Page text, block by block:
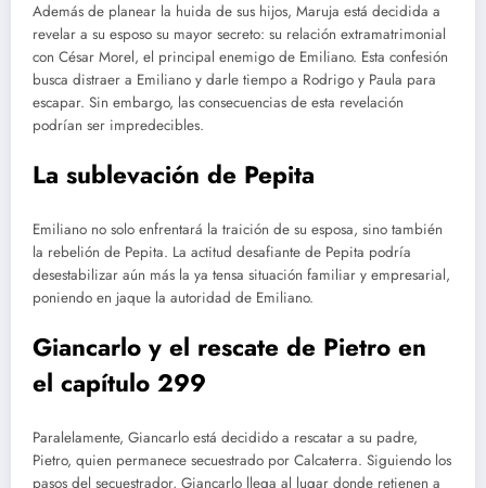
Además de planear la huida de sus hijos, Maruja está decidida a
revelar a su esposo su mayor secreto: su relación extramatrimonial
con César Morel, el principal enemigo de Emiliano. Esta confesión
busca distraer a Emiliano y darle tiempo a Rodrigo y Paula para
escapar. Sin embargo, las consecuencias de esta revelación
podrían ser impredecibles.
La sublevación de Pepita
Emiliano no solo enfrentará la traición de su esposa, sino también
la rebelión de Pepita. La actitud desafiante de Pepita podría
desestabilizar aún más la ya tensa situación familiar y empresarial,
poniendo en jaque la autoridad de Emiliano.
Giancarlo y el rescate de Pietro en
el capítulo 299
Paralelamente, Giancarlo está decidido a rescatar a su padre,
Pietro, quien permanece secuestrado por Calcaterra. Siguiendo los
pasos del secuestrador, Giancarlo llega al lugar donde retienen a